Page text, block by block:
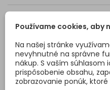
Typ E -
FR,SK,CZ,P
Typ F -
AT,DE,HU
Používame cookies, aby
Na našej stránke
nevyhnutné na správne
nákup. S vaším súhlasom
prispôsobenie obsahu,
zobrazovanie ponúk,